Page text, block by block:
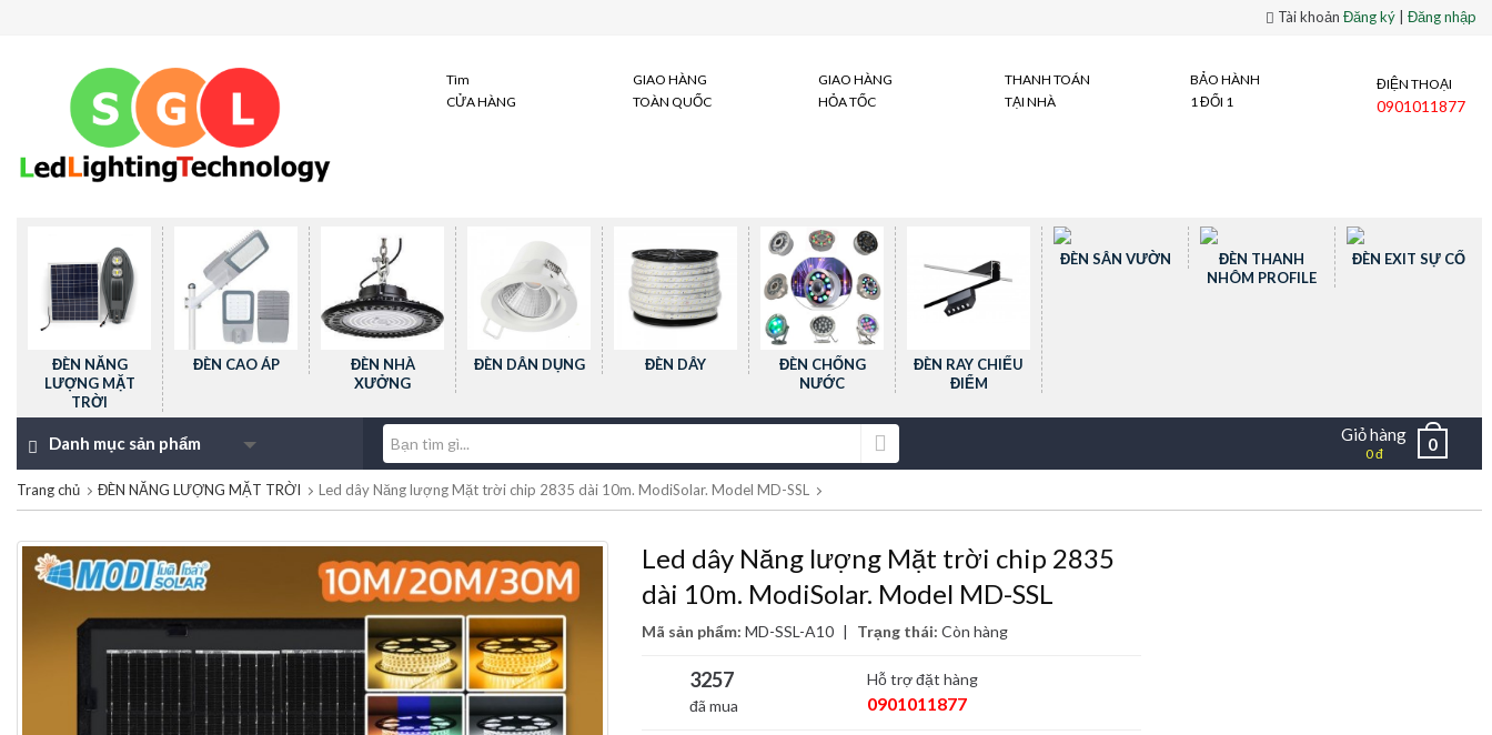
Tài khoản Đăng ký Đăng nhập
Tìm
CỬA HÀNG
GIAO HÀNG
TOÀN QUỐC
GIAO HÀNG
HỎA TỐC
THANH TOÁN
TẠI NHÀ
BẢO HÀNH
1 ĐỔI 1
ĐIỆN THOẠI
0901011877
ĐÈN NĂNG
LƯỢNG MẶT
TRỜI
ĐÈN CAO ÁP
ĐÈN NHÀ
XƯỞNG
ĐÈN DÂN DỤNG ĐÈN DÂY
ĐÈN CHỐNG
NƯỚC
ĐÈN RAY CHIẾU
ĐIỂM
ĐÈN SÂN VƯỜN
ĐÈN THANH
NHÔM PROFILE
ĐÈN EXIT SỰ CỐ
Danh mục sản phẩm Giỏ hàng
0 đ 0
Trang chủ ĐÈN NĂNG LƯỢNG MẶT TRỜI Led dây Năng lượng Mặt trời chip 2835 dài 10m. ModiSolar. Model MD-SSL
Led dây Năng lượng Mặt trời chip 2835
dài 10m. ModiSolar. Model MD-SSL
Mã sản phẩm: MD-SSL-A10 | Trạng thái: Còn hàng
3257
đã mua
Hỗ trợ đặt hàng
0901011877